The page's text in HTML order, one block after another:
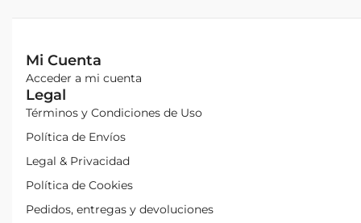
Mi Cuenta
Acceder a mi cuenta
Legal
Términos y Condiciones de Uso
Política de Envíos
Legal & Privacidad
Política de Cookies
Pedidos, entregas y devoluciones